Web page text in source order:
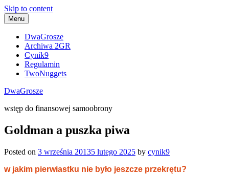
Skip to content
Menu
DwaGrosze
Archiwa 2GR
Cynik9
Regulamin
TwoNuggets
DwaGrosze
wstęp do finansowej samoobrony
Goldman a puszka piwa
Posted on 3 września 20135 lutego 2025 by cynik9
w jakim pierwiastku nie było jeszcze przekrętu?